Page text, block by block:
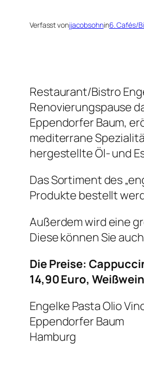
Verfasst vonjjacobsohnin6. Cafés/
Restaurant/Bistro
Renovierungspause
Eppendorfer Baum,
mediterrane
hergestellte Öl- und
Das Sortiment des
Produkte bestellt
Außerdem wird eine
Diese können Sie
Die Preise:
14,90 Euro,
Engelke Pasta Olio
Eppendorfer Baum
Hamburg